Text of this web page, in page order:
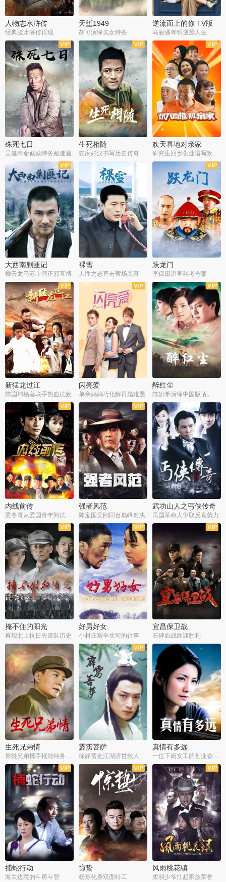
人物志水浒传
经典版水浒传再现
天堑1949
胡可演绎美女特务
逆流而上的你 TV版
马丽潘粤明逆袭人生
全34集
殊死七日
吴健奉命截获特务戴遂昌
全21集
生死相随
农家好汉书写历史传奇
全35集
欢天喜地对亲家
大西南剿匪记
柳云龙马苏上演正邪互博
全21集
裸雪
人性之恶直击官场黑幕
全30集
跃龙门
李保田追查科考奇案
全36集
新猛龙过江
陈国坤杨蓉联手热血抗敌
全37集
闪亮爱
单亲妈妈巧化解再婚难题
全30集
醉红尘
陈妍希演绎中国版“乱世佳人”
全30集
内线前传
全30集
强者风范
陈宝国吴刚同台巅峰对决
全30集
武功山人之丐侠传奇
民国革命人争取反袁势力
全38集
掩不住的阳光
再现北上抗日先遣队历史
全9集
好男好女
小村庄艰辛坎坷的往事
全35集
宜昌保卫战
石碑血战终迎胜利
全37集
生死兄弟情
异姓兄弟携手摧毁特务阴谋
全40集
霹雳菩萨
徐静蕾走江湖济世救人
全25集
真情有多远
一位下岗女工的创业奋斗史
全22集
捕蛇行动
海关边境的斗勇斗智
全39集
惊蛰
杨烁化身双面特工
全36集
风雨桃花镇
柔弱少爷扛起家族荣誉